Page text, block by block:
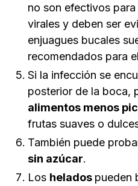
no son efectivos
virales y deben ser
enjuagues bucales
recomendados para el
Si la infección se
posterior de la boca,
alimentos menos
frutas suaves o
También puede
sin azúcar.
Los helados pueden